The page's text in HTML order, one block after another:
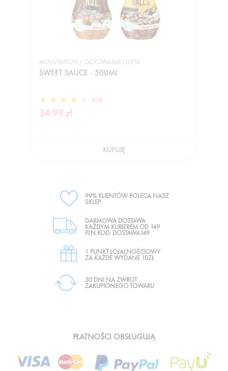
ALLNUTRITION / GOTOWANIE I DIETA
SWEET SAUCE - 500ML
638
34,99 zł
KUPUJĘ
99% KLIENTÓW POLECA NASZ
SKLEP
DARMOWA DOSTAWA
KAŻDYM KURIEREM OD 149
PLN KOD: DOSTAWA149
1 PUNKT LOJALNOŚCIOWY
ZA KAŻDE WYDANE 10ZŁ
30 DNI NA ZWROT
ZAKUPIONEGO TOWARU
PŁATNOŚCI OBSŁUGUJĄ